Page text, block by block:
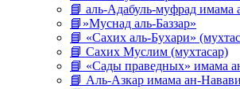
📘 аль-Адабуль-муфрад имама
📘»Муснад аль-Баззар»
📘 «Сахих аль-Бухари»
📘 Сахих Муслим (мухтасар)
📘 «Сады праведных» имама
📘 Аль-Азкар имама ан-Навави